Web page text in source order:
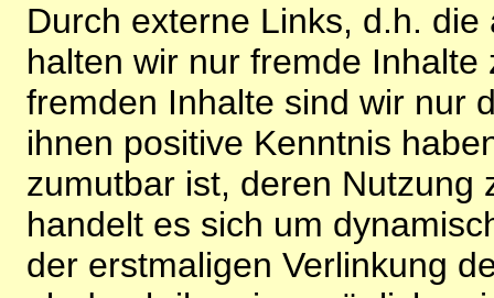
Durch externe Links, d.h.
halten wir nur fremde
fremden Inhalte sind wir nur
ihnen positive Kenntnis
zumutbar ist, deren Nutzung
handelt es sich um
der erstmaligen Verlinkung